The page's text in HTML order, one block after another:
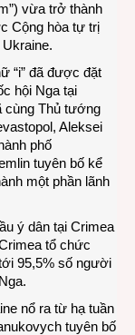
vừa trở thành
Cộng hòa tự trị
“i” đã được đặt
hội Nga tại
cùng Thủ tướng
Aleksei
phố
tuyên bố kể
một phần lãnh
ý dân tại Crimea
tổ chức
95,5% số người
nổ ra từ hạ tuần
tuyên bố